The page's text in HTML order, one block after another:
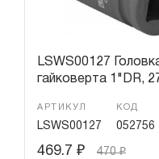
LSWS00127
гайковерта 1"DR,
АРТИКУЛ
LSWS00127
КОД
052756
469.7 ₽ 470₽